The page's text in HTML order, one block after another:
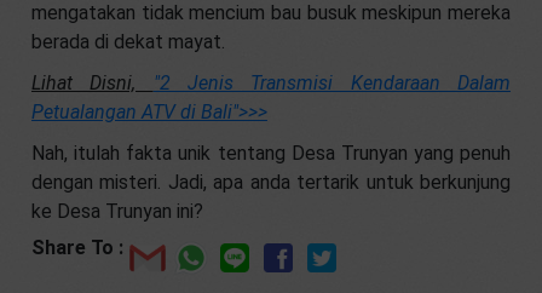
mengatakan tidak mencium bau busuk meskipun mereka
berada di dekat mayat.
Lihat Disni, "2 Jenis Transmisi Kendaraan Dalam
Petualangan ATV di Bali">>>
Nah, itulah fakta unik tentang Desa Trunyan yang penuh
dengan misteri. Jadi, apa anda tertarik untuk berkunjung
ke Desa Trunyan ini?
Share To :